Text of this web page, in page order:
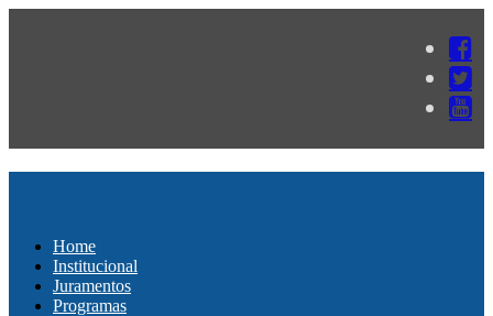
Home
Institucional
Juramentos
Programas